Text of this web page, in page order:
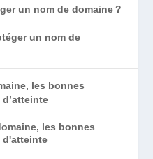
un nom de domaine ?
les bonnes